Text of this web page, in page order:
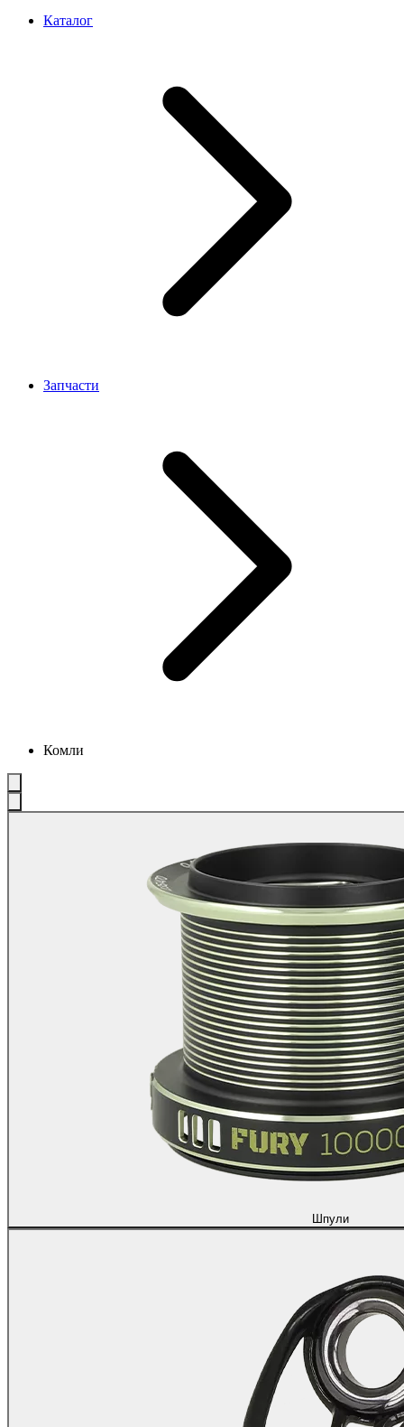
Каталог
Запчасти
Комли
Шпули